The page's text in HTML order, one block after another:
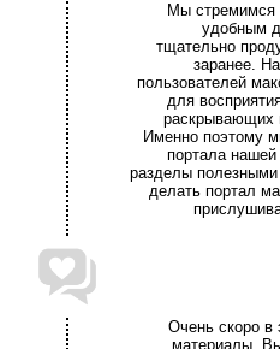
Мы стремимся
удобным
тщательно
заранее.
пользователей
для
раскрывающих
Именно поэтому
портала
разделы
делать портал
Очень скоро в
материалы.